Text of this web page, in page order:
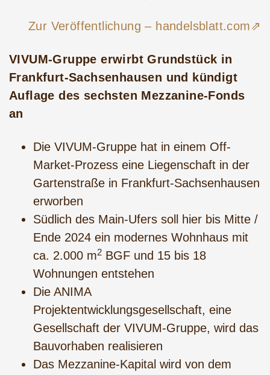
Zur Veröffentlichung – handelsblatt.com⇗
VIVUM-Gruppe erwirbt Grundstück in
Frankfurt-Sachsenhausen und kündigt
Auflage des sechsten Mezzanine-Fonds
an
Die VIVUM-Gruppe hat in einem Off-
Market-Prozess eine Liegenschaft in der
Gartenstraße in Frankfurt-Sachsenhausen
erworben
Südlich des Main-Ufers soll hier bis Mitte /
Ende 2024 ein modernes Wohnhaus mit
ca. 2.000 m2 BGF und 15 bis 18
Wohnungen entstehen
Die ANIMA
Projektentwicklungsgesellschaft, eine
Gesellschaft der VIVUM-Gruppe, wird das
Bauvorhaben realisieren
Das Mezzanine-Kapital wird von dem